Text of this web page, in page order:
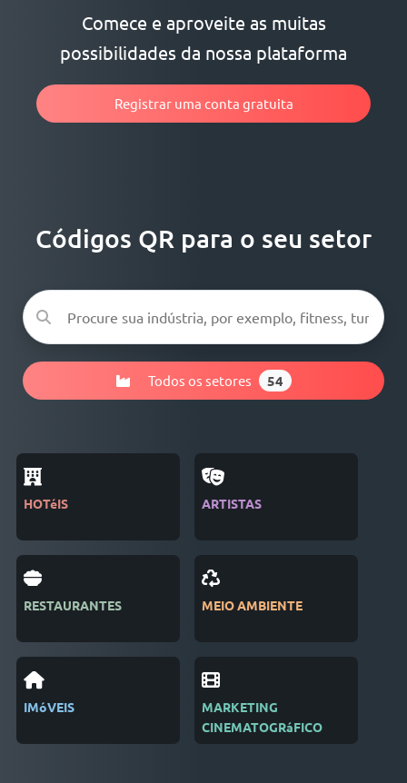
Comece e aproveite as muitas
possibilidades da nossa plataforma
Registrar uma conta gratuita
Códigos QR para o seu setor
Todos os setores 54
HOTéIS
RESTAURANTES
IMóVEIS
ARTISTAS
MEIO AMBIENTE
MARKETING
CINEMATOGRáFICO